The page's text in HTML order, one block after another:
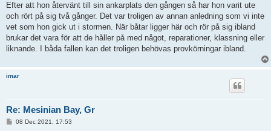
Efter att hon återvänt till sin ankarplats den gången så har hon varit ute
och rört på sig två gånger. Det var troligen av annan anledning som vi inte
vet som hon gick ut i stormen. När båtar ligger här och rör på sig ibland
brukar det vara för att de håller på med något, reparationer, klassning eller
liknande. I båda fallen kan det troligen behövas provkörningar ibland.
imar
Re: Mesinian Bay, Gr
P08 Dec 2021, 17:53